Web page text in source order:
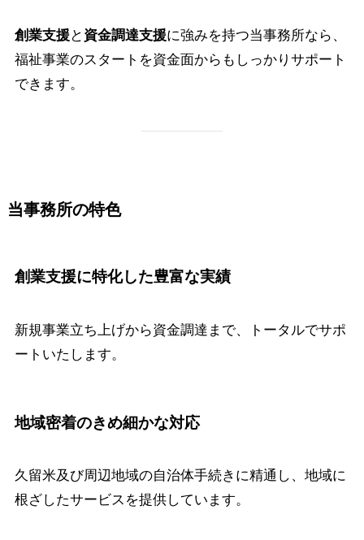
創業支援と 資金調達支援に強みを持つ当事務所なら、
福祉事業のスタートを資金面からもしっかりサポート
できます。
当事務所の特色
創業支援に特化した豊富な実績
新規事業立ち上げから資金調達まで、トータルでサポ
ートいたします。
地域密着のきめ細かな対応
久留米及び周辺地域の自治体手続きに精通し、地域に
根ざしたサービスを提供しています。